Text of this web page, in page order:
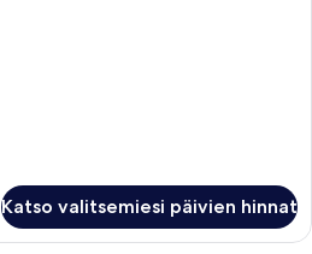
Katso valitsemiesi päivien hinnat